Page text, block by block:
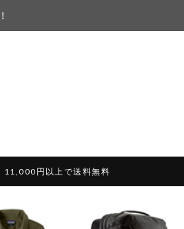
11,000円以上で送料無料